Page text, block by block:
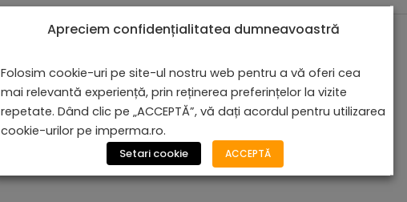
Lavoar Încorporat - Benirom
De la610,08lei
Apreciem confidențialitatea dumneavoastră
Folosim cookie-uri pe site-ul nostru web pentru a vă oferi cea
mai relevantă experiență, prin reținerea preferințelor la vizite
repetate. Dând clic pe „ACCEPTĂ”, vă dați acordul pentru utilizarea
cookie-urilor pe imperma.ro.
Setari cookie ACCEPTĂ